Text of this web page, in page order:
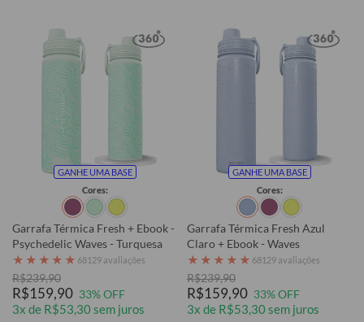
GANHE UMA BASE
Cores:
Garrafa Térmica Fresh + Ebook -
Psychedelic Waves - Turquesa
★ ★ ★ ★ ★ 68129 avaliações
R$239,90
R$159,90 33% OFF
3x de R$53,30 sem juros
GANHE UMA BASE
Cores:
Garrafa Térmica Fresh Azul
Claro + Ebook - Waves
★ ★ ★ ★ ★ 68129 avaliações
R$239,90
R$159,90 33% OFF
3x de R$53,30 sem juros